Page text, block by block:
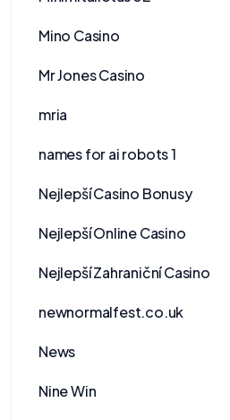
Mino Casino
Mr Jones Casino
mria
names for ai robots 1
Nejlepší Casino Bonusy
Nejlepší Online Casino
Nejlepší Zahraniční Casino
newnormalfest.co.uk
News
Nine Win